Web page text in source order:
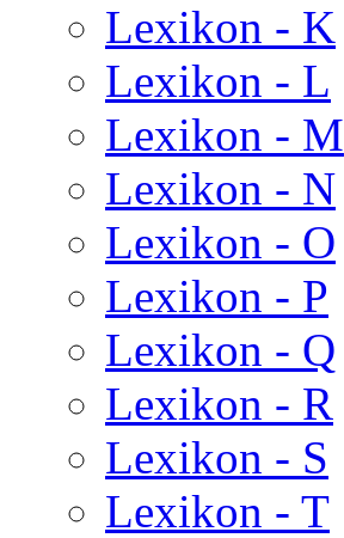
Lexikon - K
Lexikon - L
Lexikon - M
Lexikon - N
Lexikon - O
Lexikon - P
Lexikon - Q
Lexikon - R
Lexikon - S
Lexikon - T